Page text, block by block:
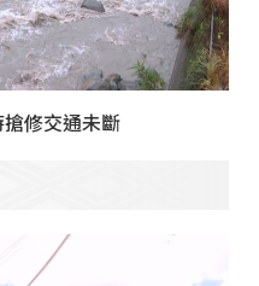
修交通未斷